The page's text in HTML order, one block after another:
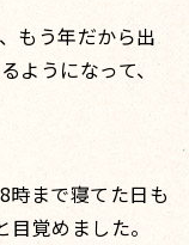
もう年だから出
ようになって、
時まで寝てた日も
覚めました。